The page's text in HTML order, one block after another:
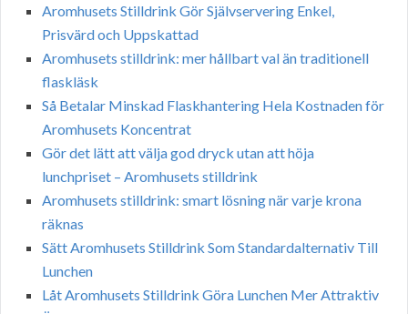
Aromhusets Stilldrink Gör Självservering Enkel,
Prisvärd och Uppskattad
Aromhusets stilldrink: mer hållbart val än traditionell
flaskläsk
Så Betalar Minskad Flaskhantering Hela Kostnaden för
Aromhusets Koncentrat
Gör det lätt att välja god dryck utan att höja
lunchpriset – Aromhusets stilldrink
Aromhusets stilldrink: smart lösning när varje krona
räknas
Sätt Aromhusets Stilldrink Som Standardalternativ Till
Lunchen
Låt Aromhusets Stilldrink Göra Lunchen Mer Attraktiv